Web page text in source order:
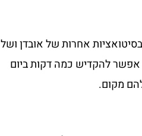
אחרות של אובדן ושל
אפשר להקדיש כמה דקות ביום
מקום.